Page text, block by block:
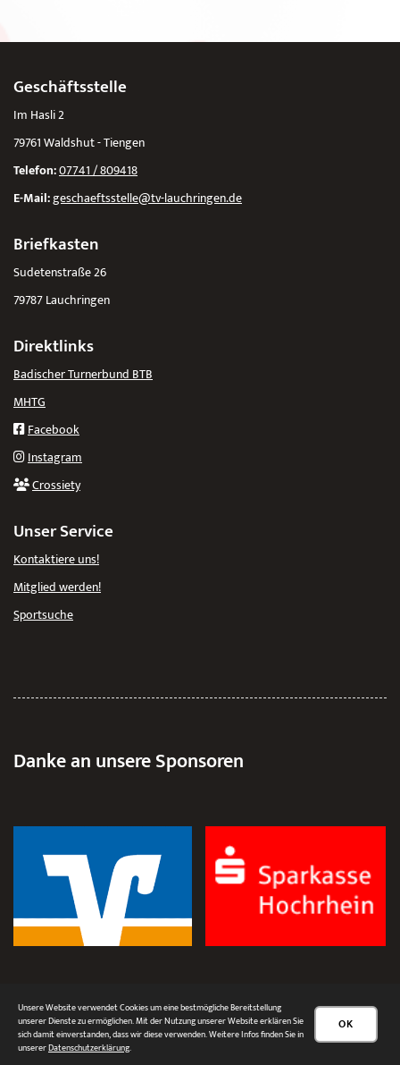
Geschäftsstelle
Im Hasli 2
79761 Waldshut - Tiengen
Telefon:07741 / 809418
E-Mail:geschaeftsstelle@tv-lauchringen.de
Briefkasten
Sudetenstraße 26
79787 Lauchringen
Direktlinks
Badischer Turnerbund BTB
MHTG
Facebook
Instagram
Crossiety
Unser Service
Kontaktiere uns!
Mitglied werden!
Sportsuche
Danke an unsere Sponsoren
Impressum|Datenschutzerklärung
OK
Unsere Website verwendet Cookies um eine bestmögliche Bereitstellung
unserer Dienste zu ermöglichen. Mit der Nutzung unserer Website erklären Sie
sich damit einverstanden, dass wir diese verwenden. Weitere Infos finden Sie in
unsererDatenschutzerklärung.